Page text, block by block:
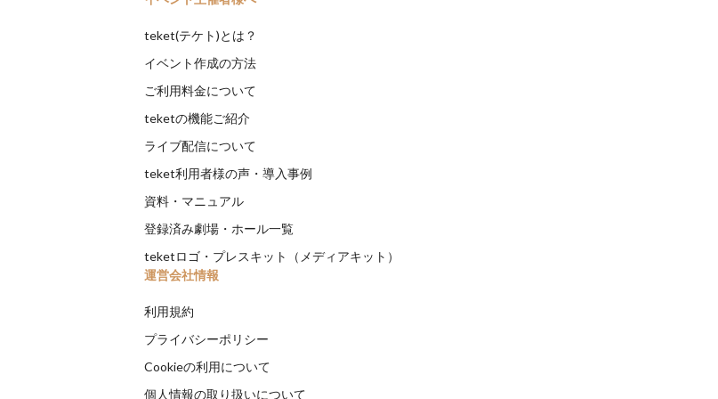
teket(テケト)とは？
イベント作成の方法
ご利用料金について
teketの機能ご紹介
ライブ配信について
teket利用者様の声・導入事例
資料・マニュアル
登録済み劇場・ホール一覧
teketロゴ・プレスキット（メディアキット）
運営会社情報
利用規約
プライバシーポリシー
Cookieの利用について
個人情報の取り扱いについて